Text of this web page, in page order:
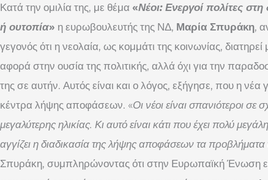
Κατά την ομιλία της, με θέμα «Νέοι: Ενεργοί πολίτες
ή ουτοπία» η ευρωβουλευτής της ΝΔ, Μαρία Σπυράκη,
γεγονός ότι η νεολαία, ως κομμάτι της κοινωνίας,
αφορά στην ουσία της πολιτικής, αλλά όχι για την
της σε αυτήν. Αυτός είναι και ο λόγος, εξήγησε, που η
κέντρα λήψης αποφάσεων. «Οι νέοι είναι σπανιότεροι
μεγαλύτερης ηλικίας. Κι αυτό είναι κάτι που έχει πολύ
αγγίζει η διαδικασία της λήψης αποφάσεων τα προβλήματα
Σπυράκη, συμπληρώνοντας ότι στην Ευρωπαϊκή Ένωση